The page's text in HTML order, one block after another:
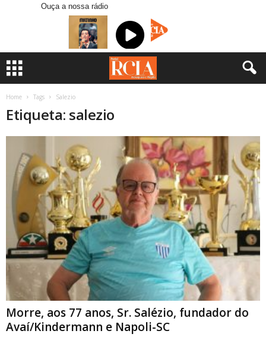
Ouça a nossa rádio
Home Tags Salezio
Etiqueta: salezio
Morre, aos 77 anos, Sr. Salézio, fundador do
Avaí/Kindermann e Napoli-SC